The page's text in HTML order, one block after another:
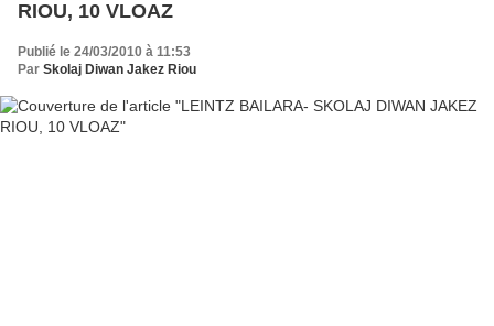
RIOU, 10 VLOAZ
Publié le 24/03/2010 à 11:53
Par Skolaj Diwan Jakez Riou